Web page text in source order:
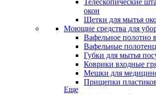
Телескопические
окон
Щетки для мытья
Моющие средства для
Вафельное полотно
Вафельные
Губки для мытья
Коврики входные
Мешки для
Прищепки
Еще